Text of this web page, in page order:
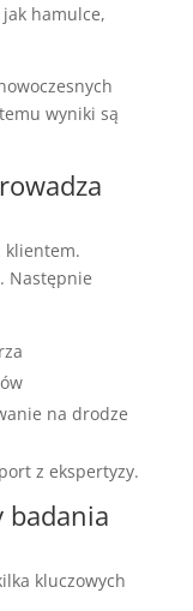
hamulce,
wyniki są
klientem.
Następnie
na drodze
z ekspertyzy.
badania
kluczowych